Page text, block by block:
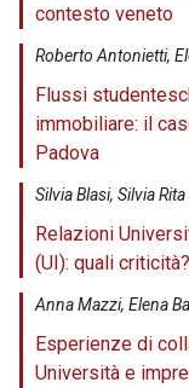
contesto veneto
Roberto Antonietti,
Flussi
immobiliare: il
Padova
Silvia Blasi, Silvia
Relazioni
(UI): quali criticità?
Anna Mazzi, Elena
Esperienze di
Università e